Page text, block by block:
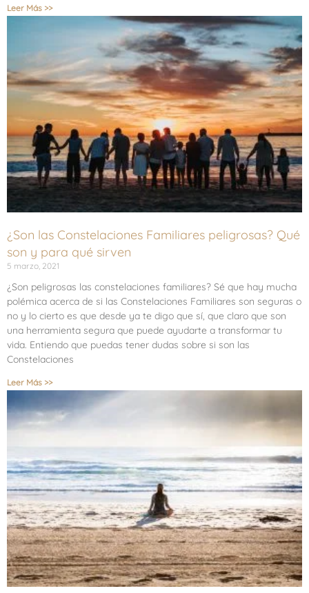
Leer Más >>
¿Son las Constelaciones Familiares peligrosas? Qué
son y para qué sirven
5 marzo, 2021
¿Son peligrosas las constelaciones familiares? Sé que hay mucha
polémica acerca de si las Constelaciones Familiares son seguras o
no y lo cierto es que desde ya te digo que sí, que claro que son
una herramienta segura que puede ayudarte a transformar tu
vida. Entiendo que puedas tener dudas sobre si son las
Constelaciones
Leer Más >>